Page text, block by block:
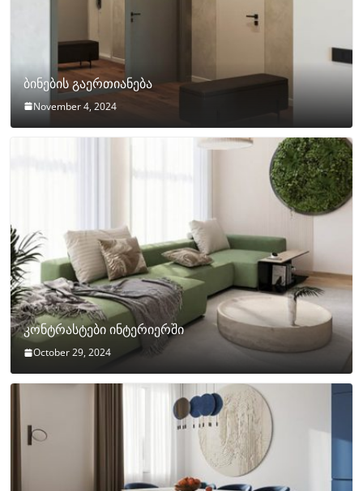
ბინების გაერთიანება
November 4, 2024
კონტრასტები ინტერიერში
October 29, 2024